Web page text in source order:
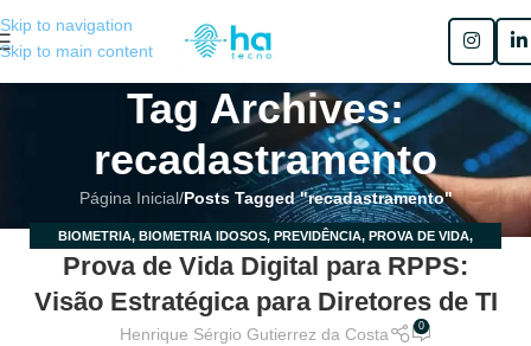
Skip to navigation
Skip to main content
Tag Archives:
recadastramento
Página Inicial/Posts Tagged "recadastramento"
03 BIOMETRIA, BIOMETRIA IDOSOS, PREVIDÊNCIA, PROVA DE VIDA,
RECADASTRAMENTO,SEM CATEGORIA
Prova de Vida Digital para RPPS:
Visão Estratégica para Diretores de TI
Henrique Sérgio Gutierrez da Costa 0